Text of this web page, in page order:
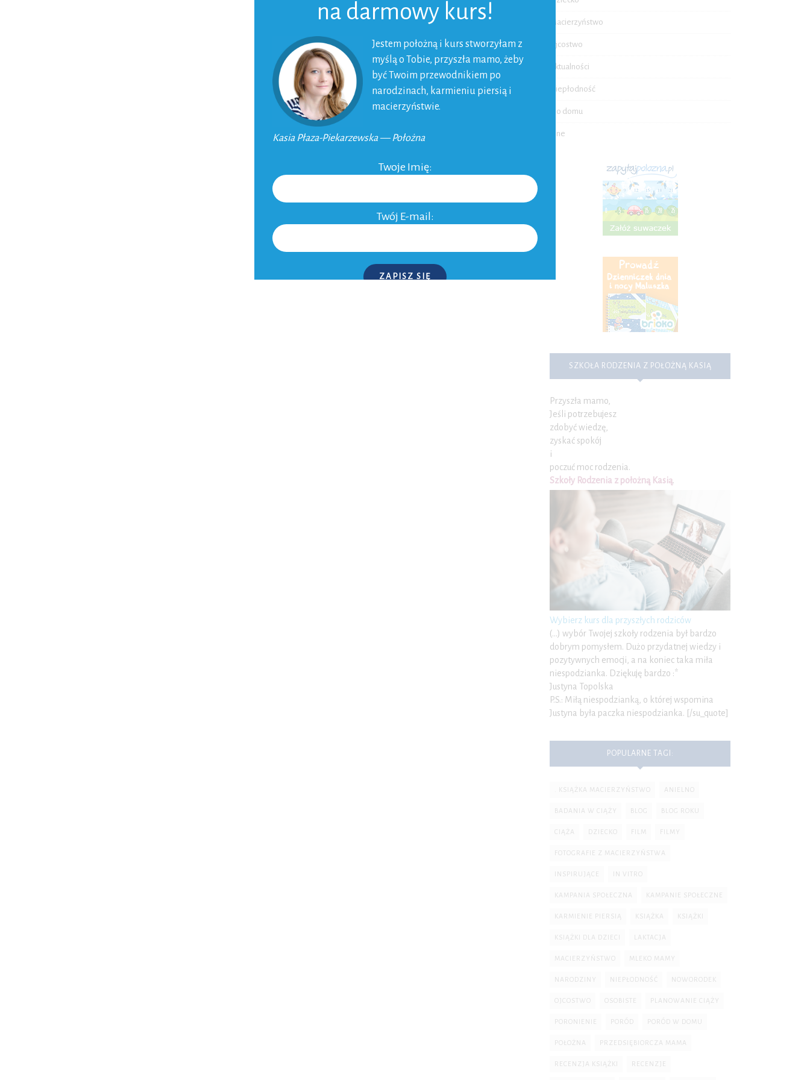
Macierzyństwo
Ojcostwo
Aktualności
Niepłodność
Do domu
Inne
SZKOŁA RODZENIA Z POŁOŻNĄ KASIĄ
Przyszła mamo,
Jeśli potrzebujesz
zdobyć wiedzę,
zyskać spokój
i
poczuć moc rodzenia.
Szkoły Rodzenia z położną Kasią.
Wybierz kurs dla przyszłych rodziców
(…) wybór Twojej szkoły rodzenia był bardzo
dobrym pomysłem. Dużo przydatnej wiedzy i
pozytywnych emocji, a na koniec taka miła
niespodzianka. Dziękuję bardzo :*
Justyna Topolska
P.S.: Miłą niespodzianką, o której wspomina
Justyna była paczka niespodzianka. [/su_quote]
POPULARNE TAGI:
. KSIĄŻKA MACIERZYŃSTWO ANIELNO
BADANIA W CIĄŻY BLOG BLOG ROKU
CIĄŻA DZIECKO FILM FILMY
FOTOGRAFIE Z MACIERZYŃSTWA
INSPIRUJĄCE IN VITRO
KAMPANIA SPOŁECZNA KAMPANIE SPOŁECZNE
KARMIENIE PIERSIĄ KSIĄŻKA KSIĄŻKI
KSIĄŻKI DLA DZIECI LAKTACJA
MACIERZYŃSTWO MLEKO MAMY
NARODZINY NIEPŁODNOŚĆ NOWORODEK
OJCOSTWO OSOBISTE PLANOWANIE CIĄŻY
PORONIENIE PORÓD PORÓD W DOMU
POŁOŻNA PRZEDSIĘBIORCZA MAMA
RECENZJA KSIĄŻKI RECENZJE
na darmowy kurs!
Jestem położną i kurs stworzyłam z
myślą o Tobie, przyszła mamo, żeby
być Twoim przewodnikiem po
narodzinach, karmieniu piersią i
macierzyństwie.
Kasia Płaza-Piekarzewska — Położna
Twoje Imię:
Twój E-mail:
ZAPISZ SIĘ